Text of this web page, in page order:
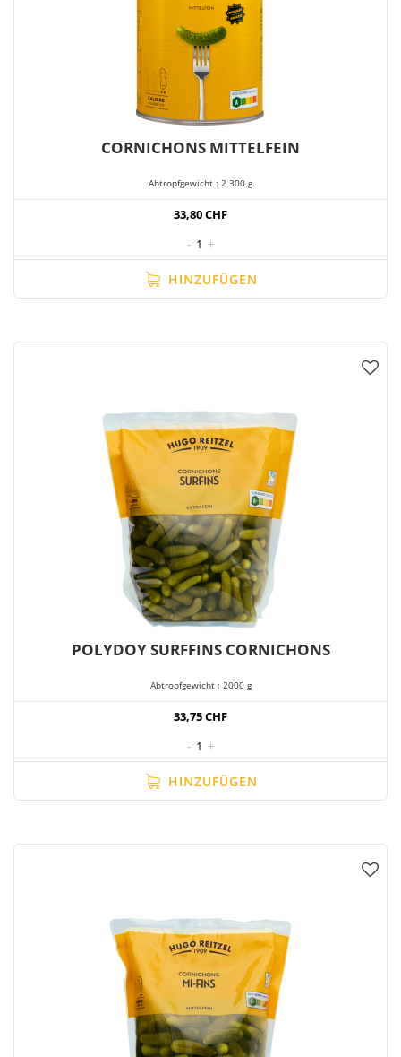
CORNICHONS MITTELFEIN
Abtropfgewicht : 2 300 g
33,80 CHF
- 1 +
HINZUFÜGEN
POLYDOY SURFFINS CORNICHONS
Abtropfgewicht : 2000 g
33,75 CHF
- 1 +
HINZUFÜGEN